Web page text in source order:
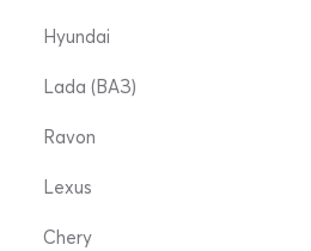
Hyundai
Lada (ВАЗ)
Ravon
Lexus
Chery